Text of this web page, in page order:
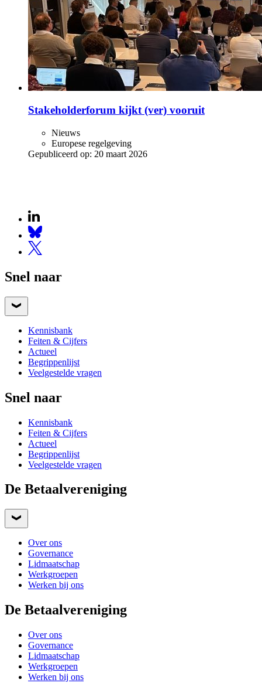
Stakeholderforum kijkt (ver) vooruit
Nieuws
Europese regelgeving
Gepubliceerd op: 20 maart 2026
Snel naar
Kennisbank
Feiten & Cijfers
Actueel
Begrippenlijst
Veelgestelde vragen
Snel naar
Kennisbank
Feiten & Cijfers
Actueel
Begrippenlijst
Veelgestelde vragen
De Betaalvereniging
Over ons
Governance
Lidmaatschap
Werkgroepen
Werken bij ons
De Betaalvereniging
Over ons
Governance
Lidmaatschap
Werkgroepen
Werken bij ons